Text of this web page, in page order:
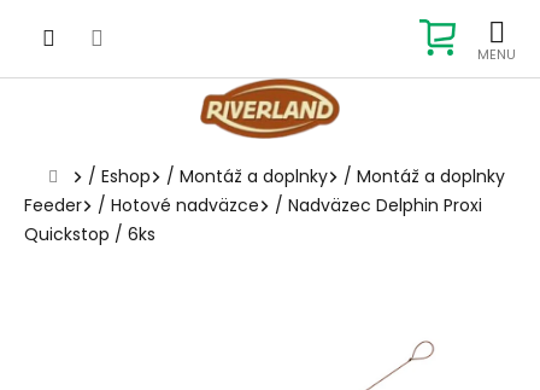
KOŠÍK
Domov
/ Eshop / Montáž a doplnky / Montáž a doplnky
Feeder
/ Hotové nadväzce / Nadväzec Delphin Proxi
Quickstop / 6ks